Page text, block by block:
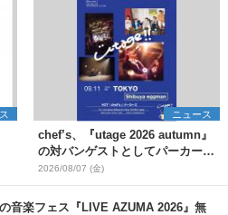
ニュース
chef’s、『utage 2026 autumn』
の対バンゲストとしてパーカーズ
を発表
2026/08/07 (金)
音楽フェス『LIVE AZUMA 2026』無